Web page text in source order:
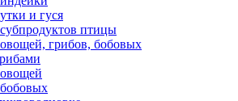
и гуся
птицы
грибов, бобовых